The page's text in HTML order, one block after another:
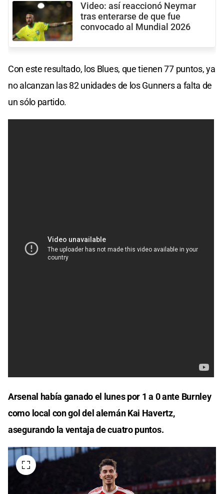
Video: así reaccionó Neymar
tras enterarse de que fue
convocado al Mundial 2026
Con este resultado, los Blues, que tienen 77 puntos, ya
no alcanzan las 82 unidades de los Gunners a falta de
un sólo partido.
Arsenal había ganado el lunes por 1 a 0 ante Burnley
como local con gol del alemán Kai Havertz,
asegurando la ventaja de cuatro puntos.